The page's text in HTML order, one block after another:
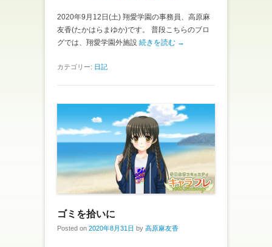
2020年9月12日(土) 翔愛学園の事務員、高原麻
友香(たかはらまゆか)です。 普段こちらのブロ
グでは、翔愛学園外施設 続きを読む →
カテゴリー: 日記
ゴミを拾いに
Posted on 2020年8月31日 by 高原麻友香